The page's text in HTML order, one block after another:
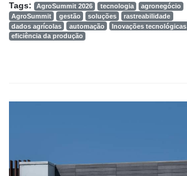
Tags: AgroSummit 2026 tecnologia
agronegócio
AgroSummit
gestão soluções
rastreabilidade
dados agrícolas
automação
Inovações tecnológicas
eficiência da produção